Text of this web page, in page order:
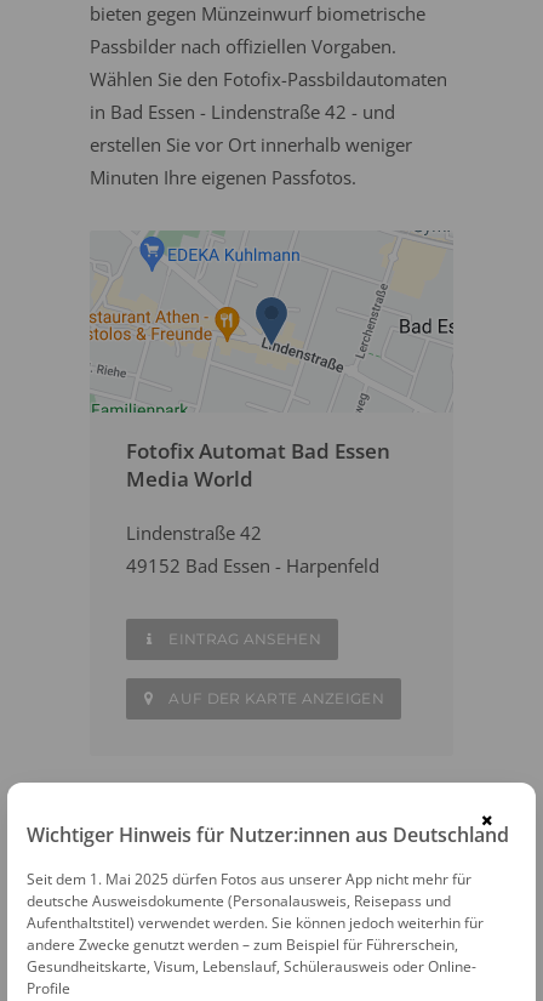
bieten gegen Münzeinwurf biometrische
Passbilder nach offiziellen Vorgaben.
Wählen Sie den Fotofix-Passbildautomaten
in Bad Essen - Lindenstraße 42 - und
erstellen Sie vor Ort innerhalb weniger
Minuten Ihre eigenen Passfotos.
Fotofix Automat Bad Essen
Media World
Lindenstraße 42
49152 Bad Essen - Harpenfeld
EINTRAG ANSEHEN
AUF DER KARTE ANZEIGEN
WEITERE FOTOAUTOMATEN IN DER
NÄHE
Belm
Osnabrück
×
Wichtiger Hinweis für Nutzer:innen aus Deutschland
Seit dem 1. Mai 2025 dürfen Fotos aus unserer App nicht mehr für
deutsche Ausweisdokumente (Personalausweis, Reisepass und
Aufenthaltstitel) verwendet werden. Sie können jedoch weiterhin für
andere Zwecke genutzt werden – zum Beispiel für Führerschein,
Gesundheitskarte, Visum, Lebenslauf, Schülerausweis oder Online-
Profile